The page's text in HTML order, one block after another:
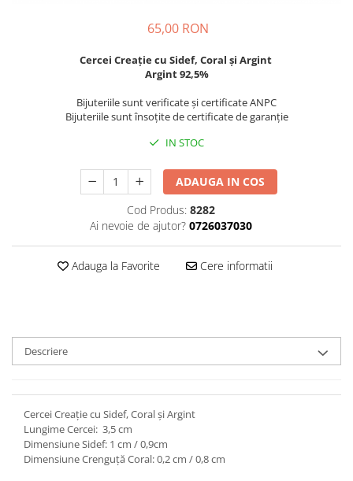
65,00 RON
Cercei Creație cu Sidef, Coral și Argint
Argint 92,5%
Bijuteriile sunt verificate şi certificate ANPC
Bijuteriile sunt însoţite de certificate de garanţie
IN STOC
ADAUGA IN COS
Cod Produs: 8282
Ai nevoie de ajutor? 0726037030
Adauga la Favorite Cere informatii
Descriere
Cercei Creație cu Sidef, Coral și Argint
Lungime Cercei: 3,5 cm
Dimensiune Sidef: 1 cm / 0,9cm
Dimensiune Crenguță Coral: 0,2 cm / 0,8 cm